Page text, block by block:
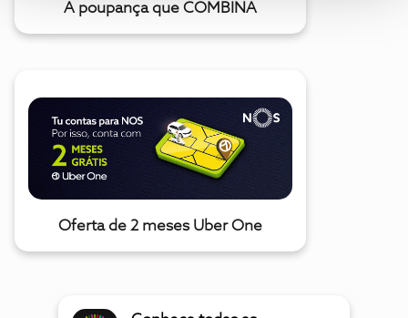
A poupança que COMBINA
Oferta de 2 meses Uber One